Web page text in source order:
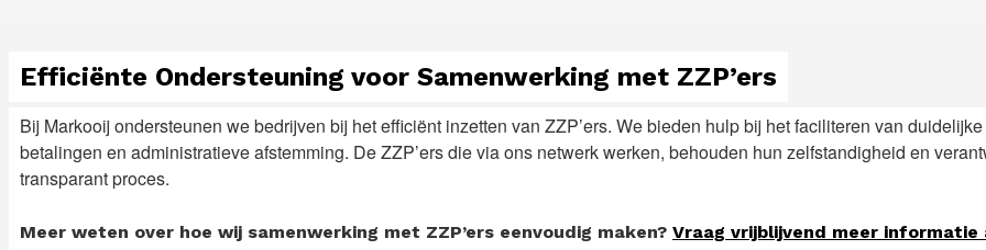
Efficiënte Ondersteuning voor Samenwerking met ZZP’ers
Bij Markooij ondersteunen we bedrijven bij het efficiënt inzetten van ZZP’ers. We bieden hulp bij het faciliteren van
betalingen en administratieve afstemming. De ZZP’ers die via ons netwerk werken, behouden hun zelfstandigheid en
transparant proces.
Meer weten over hoe wij samenwerking met ZZP’ers eenvoudig maken? Vraag vrijblijvend meer informatie